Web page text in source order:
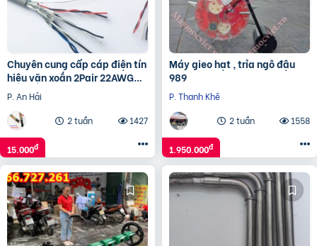
Chuyên cung cấp cáp điện tín
hiệu vặn xoắn 2Pair 22AWG
chính hãng
P. An Hải
2 tuần
1427
15.000đ
Máy gieo hạt , trỉa ngô đậu
989
P. Thanh Khê
2 tuần
1558
1.950.000đ